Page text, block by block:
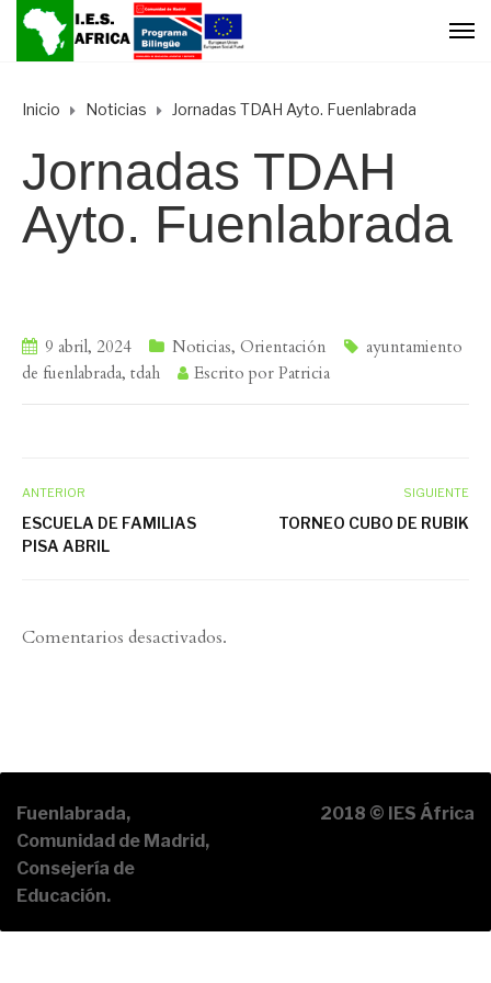
Inicio Noticias Jornadas TDAH Ayto. Fuenlabrada
Jornadas TDAH
Ayto. Fuenlabrada
9 abril, 2024 Noticias, Orientación
ayuntamiento
de fuenlabrada, tdah Escrito por Patricia
ANTERIOR
ESCUELA DE FAMILIAS
PISA ABRIL
SIGUIENTE
TORNEO CUBO DE RUBIK
Comentarios desactivados.
Fuenlabrada,
Comunidad de Madrid,
Consejería de
Educación.
2018 © IES África